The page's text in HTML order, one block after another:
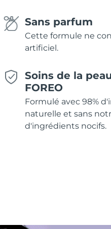
Sans parfum
Cette formule ne
artificiel.
Soins de la
FOREO
Formulé avec 98%
naturelle et sans
d'ingrédients nocifs.